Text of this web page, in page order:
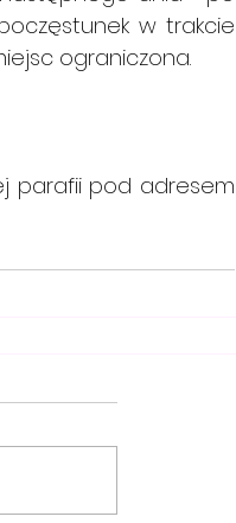
w trakcie
ograniczona.